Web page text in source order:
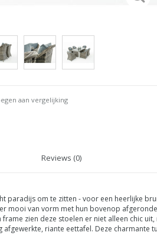
aan vergelijking
Reviews (0)
paradijs om te zitten - voor een heerlijke
mooi van vorm met hun bovenop
zien deze stoelen er niet alleen chic
riante eettafel. Deze charmante